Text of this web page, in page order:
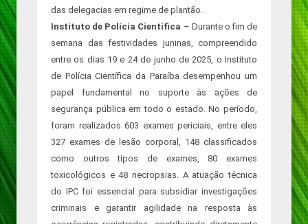
das delegacias em regime de plantão.
Instituto de Polícia Científica – Durante o fim de
semana das festividades juninas, compreendido
entre os dias 19 e 24 de junho de 2025, o Instituto
de Polícia Científica da Paraíba desempenhou um
papel fundamental no suporte às ações de
segurança pública em todo o estado. No período,
foram realizados 603 exames periciais, entre eles
327 exames de lesão corporal, 148 classificados
como outros tipos de exames, 80 exames
toxicológicos e 48 necropsias. A atuação técnica
do IPC foi essencial para subsidiar investigações
criminais e garantir agilidade na resposta às